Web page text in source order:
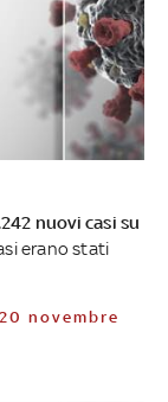
nuovi casi su
erano stati
novembre